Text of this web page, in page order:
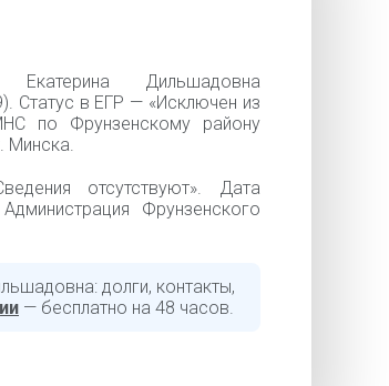
Екатерина Дильшадовна
Статус в ЕГР — «Исключен из
по Фрунзенскому району
Минска.
отсутствуют». Дата
Фрунзенского
долги, контакты,
— бесплатно на 48 часов.